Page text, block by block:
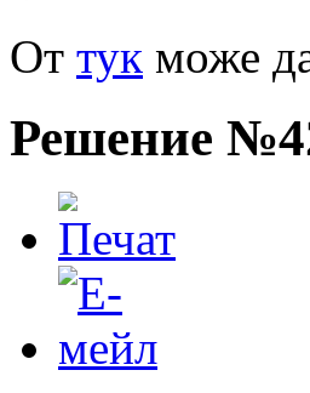
Oт тук може
Решение